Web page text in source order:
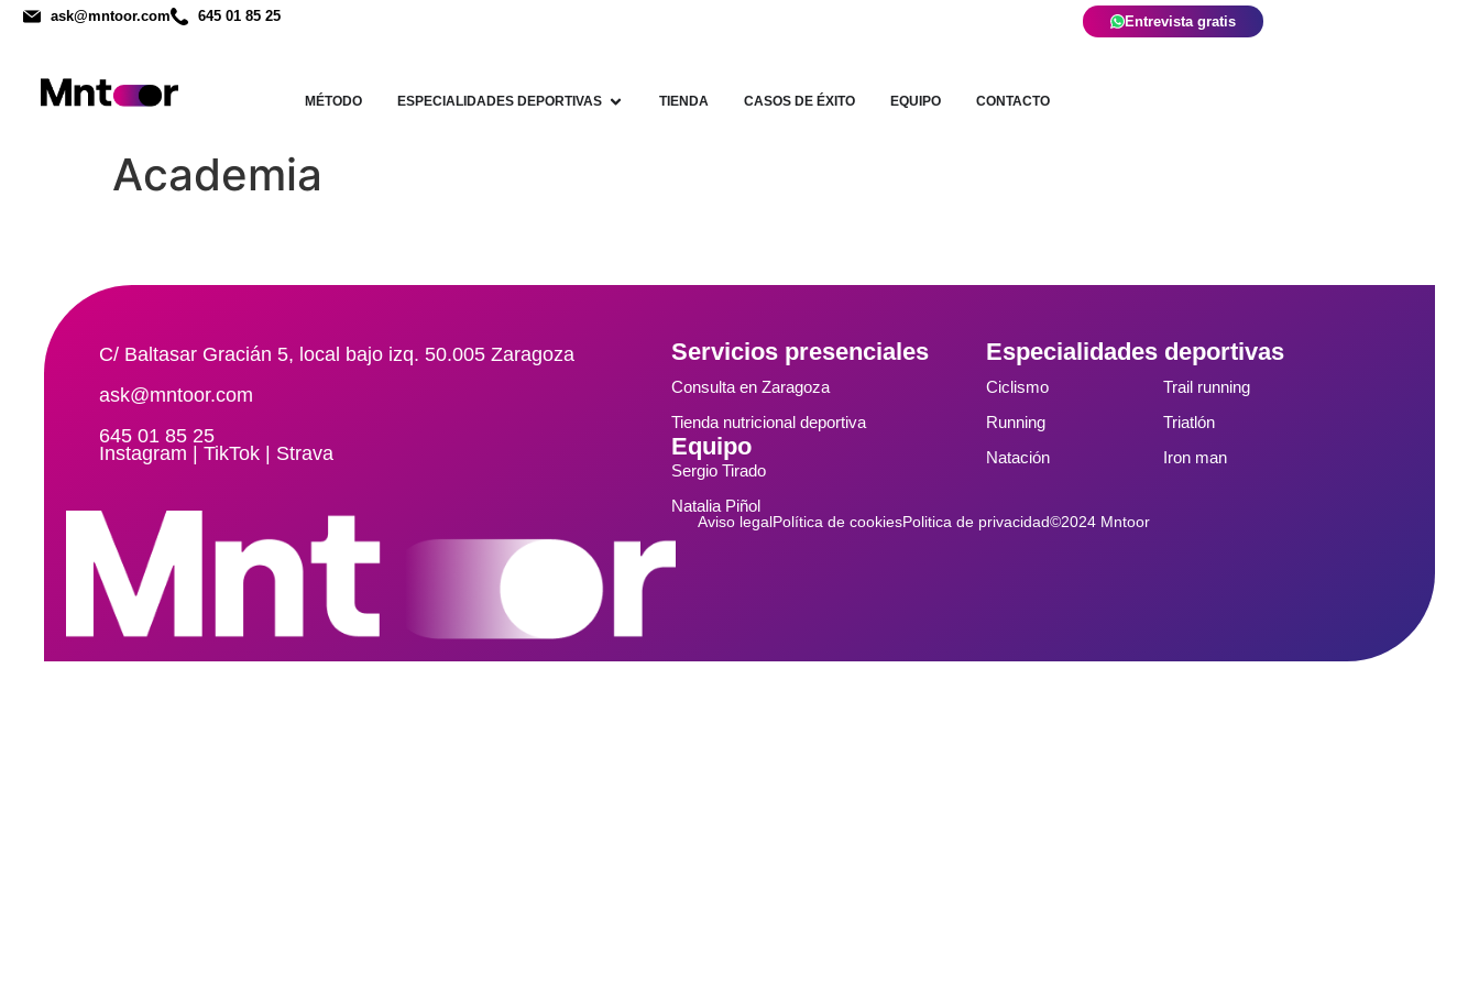
ask@mntoor.com 645 01 85 25 Entrevista gratis
MÉTODO ESPECIALIDADES DEPORTIVAS TIENDA CASOS DE ÉXITO EQUIPO CONTACTO
Academia
C/ Baltasar Gracián 5, local bajo izq. 50.005 Zaragoza
ask@mntoor.com
645 01 85 25
Instagram | TikTok | Strava
Servicios presenciales
Consulta en Zaragoza
Tienda nutricional deportiva
Equipo
Sergio Tirado
Natalia Piñol
Especialidades deportivas
Ciclismo
Running
Natación
Trail running
Triatlón
Iron man
Aviso legalPolítica de cookiesPolitica de privacidad©2024 Mntoor